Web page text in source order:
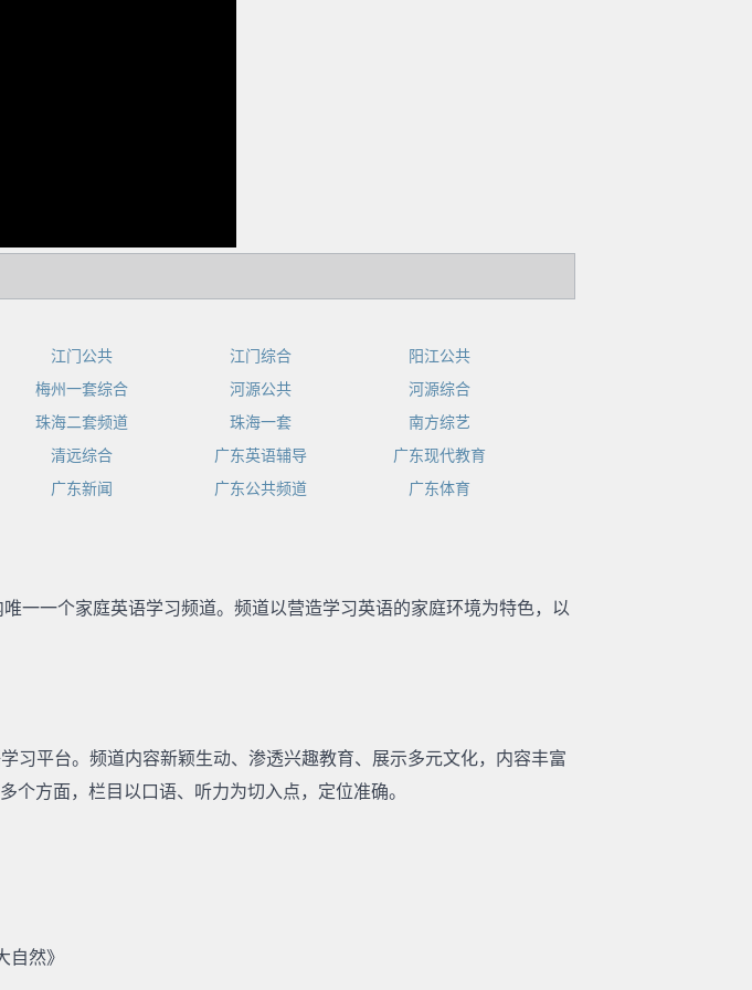
江门公共 江门综合
阳江公共
梅州一套综合 河源公共
河源综合
珠海二套频道 珠海一套
南方综艺
清远综合 广东英语辅导
广东现代教育
广东新闻 广东公共频道 广东体育
一一个家庭英语学习频道。频道以营造学习英语的家庭环境为特色，以
平台。频道内容新颖生动、渗透兴趣教育、展示多元文化，内容丰富
个方面，栏目以口语、听力为切入点，定位准确。
然》